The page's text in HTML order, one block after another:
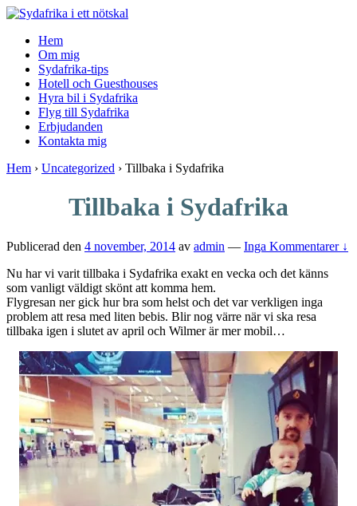
↓
Main
Content
Hem
Om mig
Sydafrika-tips
Hotell och Guesthouses
Hyra bil i Sydafrika
Flyg till Sydafrika
Erbjudanden
Kontakta mig
Hem › Uncategorized › Tillbaka i Sydafrika
Tillbaka i Sydafrika
Publicerad den 4 november, 2014 av admin — Inga Kommentarer ↓
Nu har vi varit tillbaka i Sydafrika exakt en vecka och det känns
som vanligt väldigt skönt att komma hem.
Flygresan ner gick hur bra som helst och det var verkligen inga
problem att resa med liten bebis. Blir nog värre när vi ska resa
tillbaka igen i slutet av april och Wilmer är mer mobil…